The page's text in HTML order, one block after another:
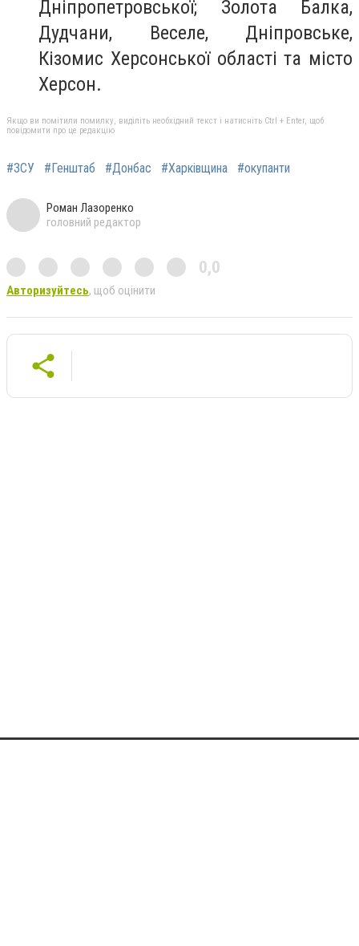
Дніпропетровської; Золота Балка,
Дудчани, Веселе, Дніпровське,
Кізомис Херсонської області та місто
Херсон.
Якщо ви помітили помилку, виділіть необхідний текст і натисніть Ctrl + Enter, щоб
повідомити про це редакцію
#ЗСУ #Генштаб #Донбас #Харківщина #окупанти
Роман Лазоренко
головний редактор
0,0
Авторизуйтесь, щоб оцінити